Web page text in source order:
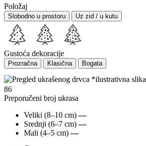
Položaj
Slobodno u prostoru Uz zid / u kutu
Gustoća dekoracije
Prozračna Klasična Bogata
*ilustrativna slika
86
Preporučeni broj ukrasa
Veliki (8–10 cm) —
Srednji (6–7 cm) —
Mali (4–5 cm) —